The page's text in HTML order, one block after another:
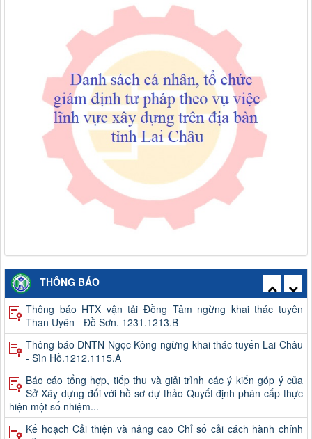
THÔNG BÁO
Thông báo công khai việc mua sắm, hình thành tài sản công
năm 2026
Thông báo HTX vận tải Đồng Tâm ngừng khai thác tuyên
Than Uyên - Đồ Sơn. 1231.1213.B
Thông báo DNTN Ngọc Kông ngừng khai thác tuyến Lai Châu
- Sìn Hồ.1212.1115.A
Báo cáo tổng hợp, tiếp thu và giải trình các ý kiến góp ý của
Sở Xây dựng đối với hồ sơ dự thảo Quyết định phân cấp thực
hiện một số nhiệm...
Kế hoạch Cải thiện và nâng cao Chỉ số cải cách hành chính
năm 2026